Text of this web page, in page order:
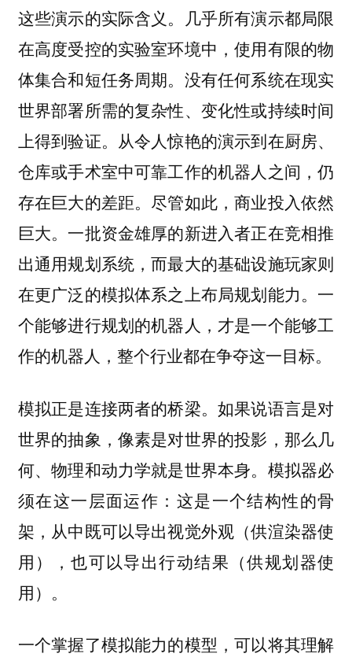
这些演示的实际含义。几乎所有演示都局限
在高度受控的实验室环境中，使用有限的物
体集合和短任务周期。没有任何系统在现实
世界部署所需的复杂性、变化性或持续时间
上得到验证。从令人惊艳的演示到在厨房、
仓库或手术室中可靠工作的机器人之间，仍
存在巨大的差距。尽管如此，商业投入依然
巨大。一批资金雄厚的新进入者正在竞相推
出通用规划系统，而最大的基础设施玩家则
在更广泛的模拟体系之上布局规划能力。一
个能够进行规划的机器人，才是一个能够工
作的机器人，整个行业都在争夺这一目标。
模拟正是连接两者的桥梁。如果说语言是对
世界的抽象，像素是对世界的投影，那么几
何、物理和动力学就是世界本身。模拟器必
须在这一层面运作：这是一个结构性的骨
架，从中既可以导出视觉外观（供渲染器使
用），也可以导出行动结果（供规划器使
用）。
一个掌握了模拟能力的模型，可以将其理解